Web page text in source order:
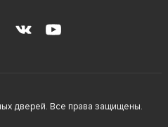
дверей. Все права защищены.